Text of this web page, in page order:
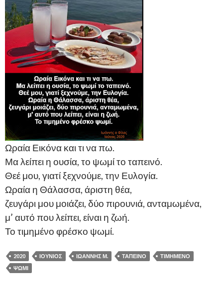
Ωραία Εικόνα και τι να πω.
Μα λείπει η ουσία, το ψωμί το ταπεινό.
Θεέ μου, γιατί ξεχνούμε, την Ευλογία.
Ωραία η Θάλασσα, άριστη θέα,
ζευγάρι μου μοιάζει, δύο πιρουνιά, ανταμωμένα,
μ’ αυτό που λείπει, είναι η ζωή.
Το τιμημένο φρέσκο ψωμί.
2020 ΙΟΎΝΙΟΣ ΙΩΆΝΝΗΣ Μ. ΤΑΠΕΙΝΌ
ΤΙΜΗΜΈΝΟ
ΨΩΜΊ